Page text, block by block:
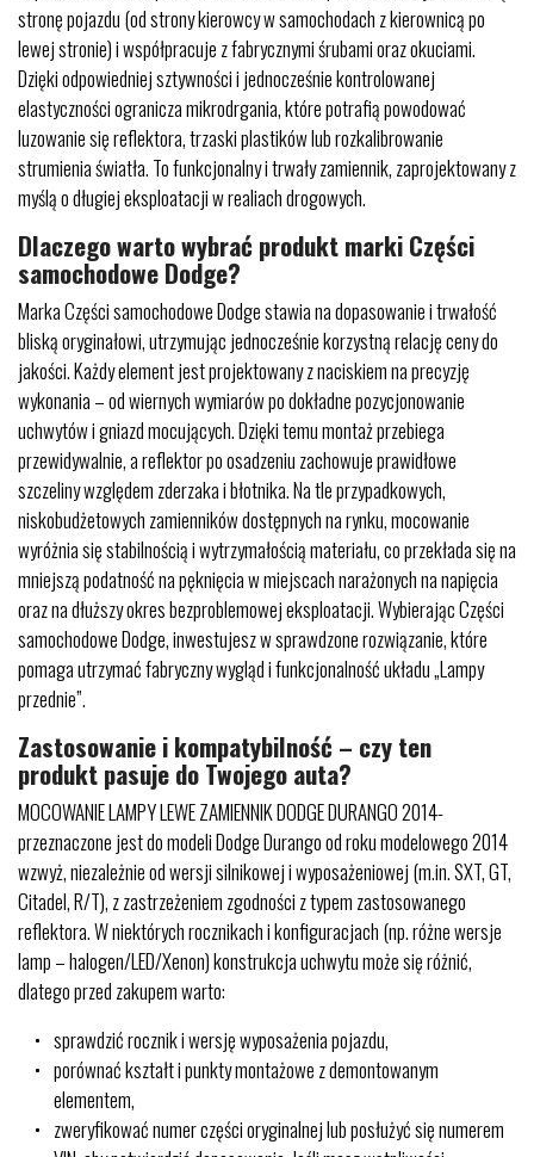
stronę pojazdu (od strony kierowcy w samochodach z kierownicą po
lewej stronie) i współpracuje z fabrycznymi śrubami oraz okuciami.
Dzięki odpowiedniej sztywności i jednocześnie kontrolowanej
elastyczności ogranicza mikrodrgania, które potrafią powodować
luzowanie się reflektora, trzaski plastików lub rozkalibrowanie
strumienia światła. To funkcjonalny i trwały zamiennik, zaprojektowany z
myślą o długiej eksploatacji w realiach drogowych.
Dlaczego warto wybrać produkt marki Części
samochodowe Dodge?
Marka Części samochodowe Dodge stawia na dopasowanie i trwałość
bliską oryginałowi, utrzymując jednocześnie korzystną relację ceny do
jakości. Każdy element jest projektowany z naciskiem na precyzję
wykonania – od wiernych wymiarów po dokładne pozycjonowanie
uchwytów i gniazd mocujących. Dzięki temu montaż przebiega
przewidywalnie, a reflektor po osadzeniu zachowuje prawidłowe
szczeliny względem zderzaka i błotnika. Na tle przypadkowych,
niskobudżetowych zamienników dostępnych na rynku, mocowanie
wyróżnia się stabilnością i wytrzymałością materiału, co przekłada się na
mniejszą podatność na pęknięcia w miejscach narażonych na napięcia
oraz na dłuższy okres bezproblemowej eksploatacji. Wybierając Części
samochodowe Dodge, inwestujesz w sprawdzone rozwiązanie, które
pomaga utrzymać fabryczny wygląd i funkcjonalność układu „Lampy
przednie”.
Zastosowanie i kompatybilność – czy ten
produkt pasuje do Twojego auta?
MOCOWANIE LAMPY LEWE ZAMIENNIK DODGE DURANGO 2014-
przeznaczone jest do modeli Dodge Durango od roku modelowego 2014
wzwyż, niezależnie od wersji silnikowej i wyposażeniowej (m.in. SXT, GT,
Citadel, R/T), z zastrzeżeniem zgodności z typem zastosowanego
reflektora. W niektórych rocznikach i konfiguracjach (np. różne wersje
lamp – halogen/LED/Xenon) konstrukcja uchwytu może się różnić,
dlatego przed zakupem warto:
sprawdzić rocznik i wersję wyposażenia pojazdu,
porównać kształt i punkty montażowe z demontowanym
elementem,
zweryfikować numer części oryginalnej lub posłużyć się numerem